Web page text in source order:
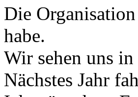
Die
habe.
Wir sehen uns
Nächstes Jahr